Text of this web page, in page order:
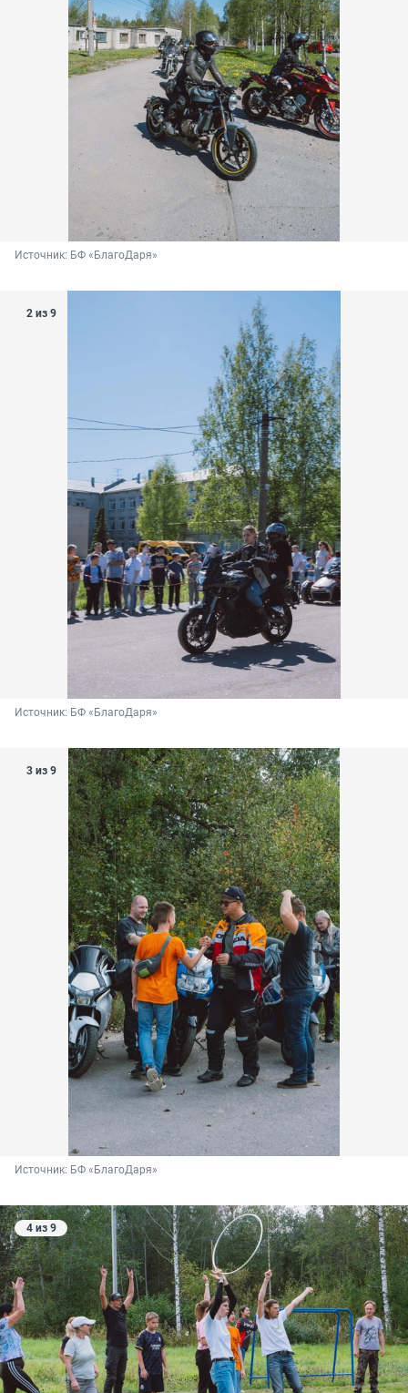
Источник: БФ «БлагоДаря»
2 из 9
Источник: БФ «БлагоДаря»
3 из 9
Источник: БФ «БлагоДаря»
4 из 9